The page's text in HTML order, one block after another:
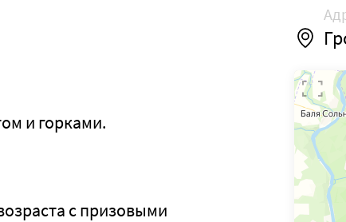
и горками.
с призовыми